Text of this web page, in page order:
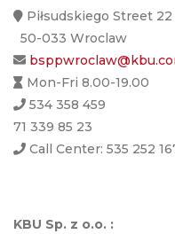
Piłsudskiego Street 22
50-033 Wroclaw
Mon-Fri 8.00-19.00
534 358 459
71 339 85 23
Call Center: 535 252
KBU Sp. z o.o. :